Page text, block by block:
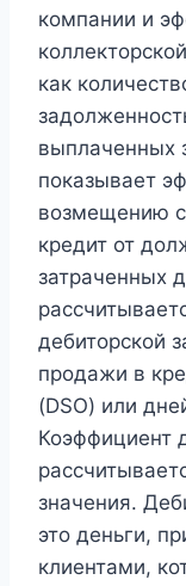
компании и
как
выплаченных
показывает
возмещению
кредит от
затраченных
дебиторской
продажи в
(DSO) или
Коэффициент
значения.
это деньги,
клиентами,